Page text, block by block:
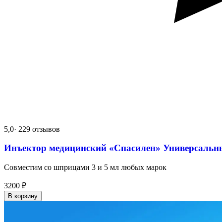
5,0· 229 отзывов
Инъектор медицинский «Спасилен»
Совместим со шприцами 3 и 5 мл любых марок
3200 ₽
В корзину